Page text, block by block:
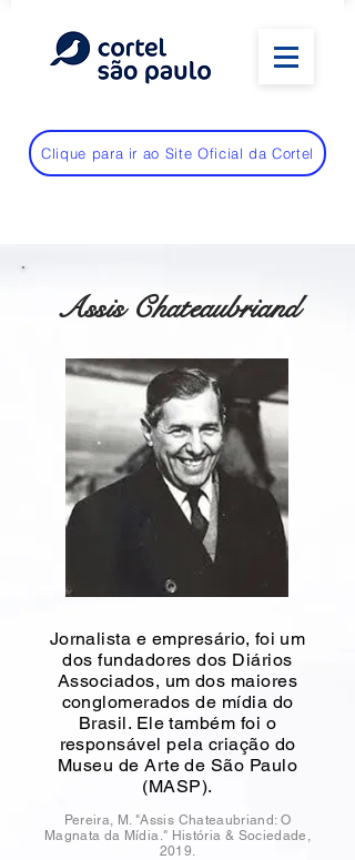
Clique para ir ao Site Oficial da Cortel
Assis Chateaubriand
Jornalista e empresário, foi um
dos fundadores dos Diários
Associados, um dos maiores
conglomerados de mídia do
Brasil. Ele também foi o
responsável pela criação do
Museu de Arte de São Paulo
(MASP).
Pereira, M. "Assis Chateaubriand: O
Magnata da Mídia." História & Sociedade,
2019.